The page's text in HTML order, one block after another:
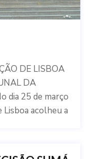
DE LISBOA
DA
dia 25 de março
Lisboa acolheu a